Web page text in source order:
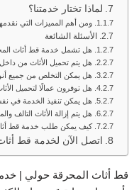
لماذا تختار خدمتنا؟
ومن أهم المميزات التي
الأسئلة الشائعة
هل تشمل خدمة قط أثاث
هل يتم تحميل الأثاث من
هل يمكن التخلص من جميع
هل توفرون عمالًا لتحميل
هل يمكن تنفيذ الخدمة في
هل يتم إزالة الأثاث التالف
كيف يمكن طلب خدمة قط
اتصل الآن لخدمة قط
قط أثاث المحرقة حولي |